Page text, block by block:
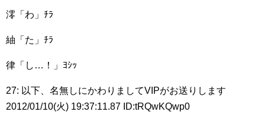
澪「わ」ﾁﾗ
紬「た」ﾁﾗ
律「し…！」ﾖｼｯ
27: 以下、名無しにかわりましてVIPがお送りします
2012/01/10(火) 19:37:11.87 ID:tRQwKQwp0